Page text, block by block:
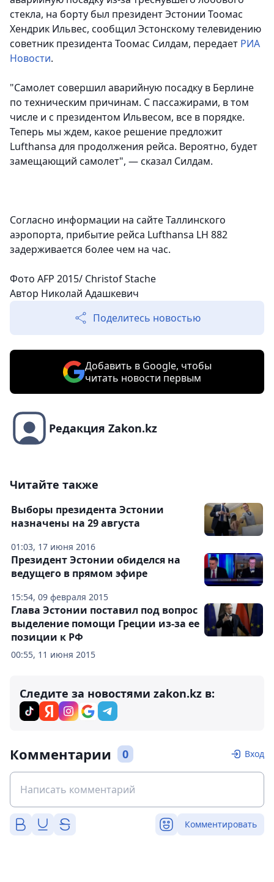
стекла, на борту был президент Эстонии Тоомас
Хендрик Ильвес, сообщил Эстонскому телевидению
советник президента Тоомас Силдам, передает РИА
Новости.
"Самолет совершил аварийную посадку в Берлине
по техническим причинам. С пассажирами, в том
числе и с президентом Ильвесом, все в порядке.
Теперь мы ждем, какое решение предложит
Lufthansa для продолжения рейса. Вероятно, будет
замещающий самолет", — сказал Силдам.
Согласно информации на сайте Таллинского
аэропорта, прибытие рейса Lufthansa LH 882
задерживается более чем на час.
Фото AFP 2015/ Christof Stache
Автор Николай Адашкевич
Поделитесь новостью
Добавить в Google, чтобы
читать новости первым
Редакция Zakon.kz
Читайте также
01:03, 17 июня 2016
Выборы президента Эстонии
назначены на 29 августа
15:54, 09 февраля 2015
Президент Эстонии обиделся на
ведущего в прямом эфире
00:55, 11 июня 2015
Глава Эстонии поставил под вопрос
выделение помощи Греции из-за ее
позиции к РФ
Следите за новостями zakon.kz в:
Комментарии 0 Вход
Комментировать